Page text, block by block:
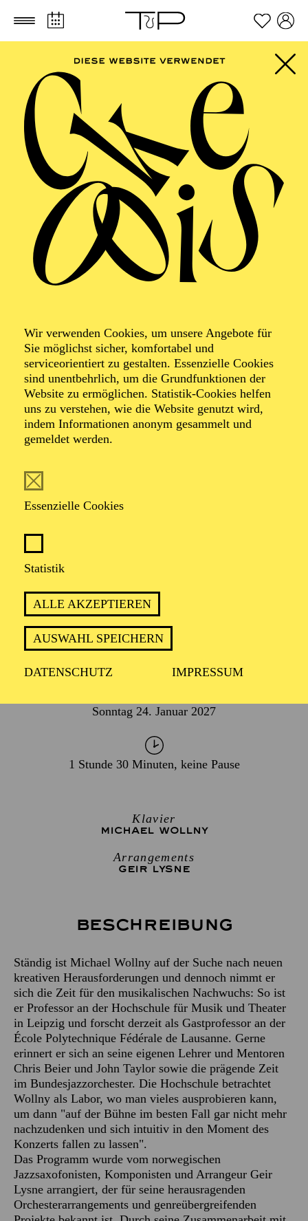
Zum Hauptinhalt springen Zum Footer springen
Wir verwenden Cookies, um unsere Angebote für
Sie möglichst sicher, komfortabel und
serviceorientiert zu gestalten. Essenzielle Cookies
sind unentbehrlich, um die Grundfunktionen der
Website zu ermöglichen. Statistik-Cookies helfen
uns zu verstehen, wie die Website genutzt wird,
indem Informationen anonym gesammelt und
gemeldet werden.
Essenzielle Cookies
Statistik
ALLE AKZEPTIEREN
AUSWAHL SPEICHERN
DATENSCHUTZ IMPRESSUM
PHILHARMONIE
Philharmonie Entdecken
Michael Wollny &
Folkwang
Universität der
Künste
Veranstalter: Eine Kooperation der Philharmonie Essen
TICKETS
Sonntag 24. Januar 2027
1 Stunde 30 Minuten, keine Pause
Klavier
MICHAEL WOLLNY
Arrangements
GEIR LYSNE
Beschreibung
Ständig ist Michael Wollny auf der Suche nach neuen
kreativen Herausforderungen und dennoch nimmt er
sich die Zeit für den musikalischen Nachwuchs: So ist
er Professor an der Hochschule für Musik und Theater
in Leipzig und forscht derzeit als Gastprofessor an der
École Polytechnique Fédérale de Lausanne. Gerne
erinnert er sich an seine eigenen Lehrer und Mentoren
Chris Beier und John Taylor sowie die prägende Zeit
im Bundesjazzorchester. Die Hochschule betrachtet
Wollny als Labor, wo man vieles ausprobieren kann,
um dann "auf der Bühne im besten Fall gar nicht mehr
nachzudenken und sich intuitiv in den Moment des
Konzerts fallen zu lassen".
Das Programm wurde vom norwegischen
Jazzsaxofonisten, Komponisten und Arrangeur Geir
Lysne arrangiert, der für seine herausragenden
Orchesterarrangements und genreübergreifenden